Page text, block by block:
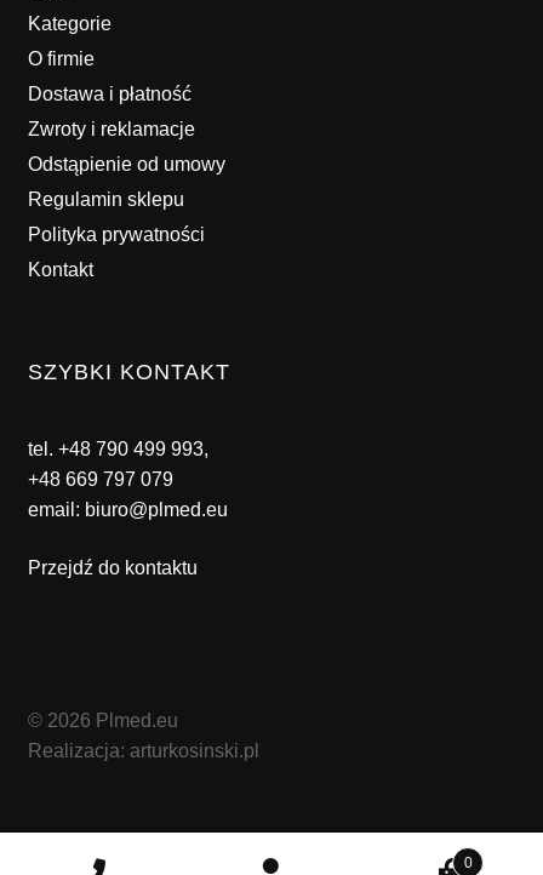
Kategorie
O firmie
Dostawa i płatność
Zwroty i reklamacje
Odstąpienie od umowy
Regulamin sklepu
Polityka prywatności
Kontakt
SZYBKI KONTAKT
tel. +48 790 499 993,
+48 669 797 079
email: biuro@plmed.eu
Przejdź do kontaktu
© 2026 Plmed.eu
Realizacja: arturkosinski.pl
0